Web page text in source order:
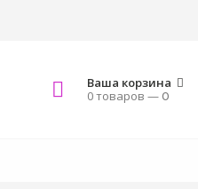
Ваша корзина
0 товаров —0